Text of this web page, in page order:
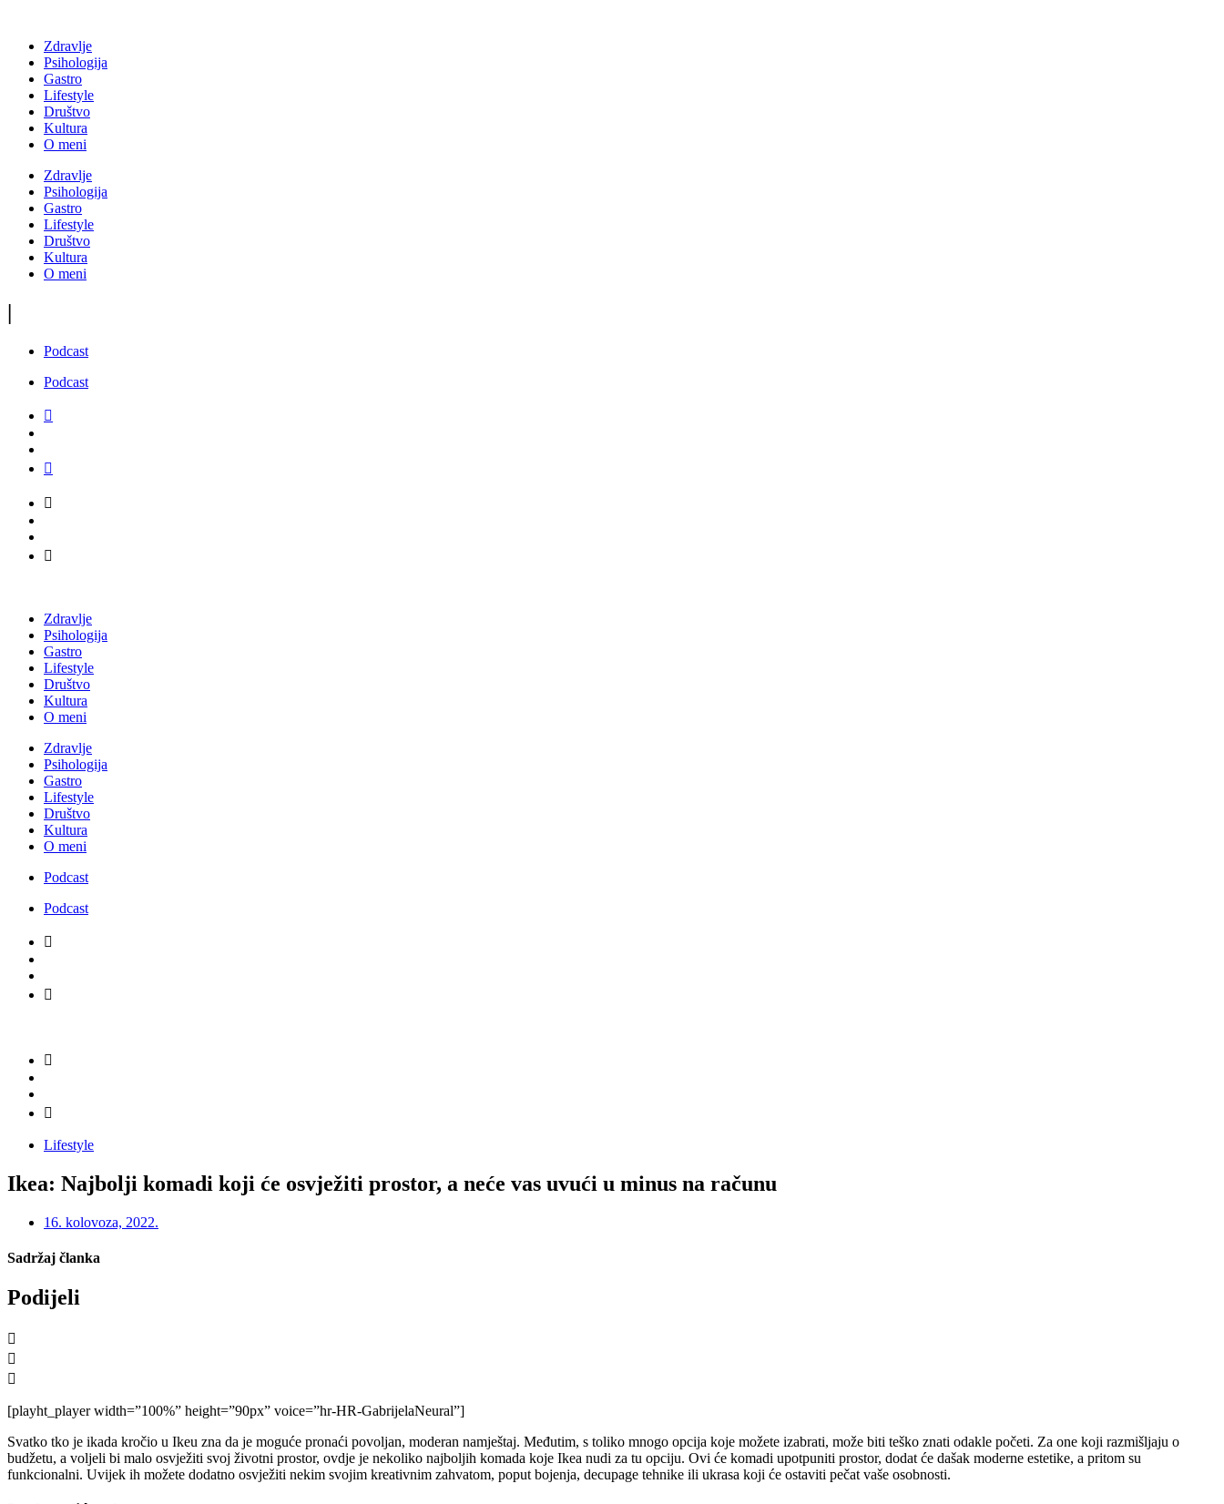
Zdravlje
Psihologija
Gastro
Lifestyle
Društvo
Kultura
O meni
Zdravlje
Psihologija
Gastro
Lifestyle
Društvo
Kultura
O meni
|
Podcast
Podcast
Zdravlje
Psihologija
Gastro
Lifestyle
Društvo
Kultura
O meni
Zdravlje
Psihologija
Gastro
Lifestyle
Društvo
Kultura
O meni
Podcast
Podcast
Lifestyle
Ikea: Najbolji komadi koji će osvježiti prostor, a neće vas uvući u minus na računu
16. kolovoza, 2022.
Sadržaj članka
Podijeli
[playht_player width=”100%” height=”90px” voice=”hr-HR-GabrijelaNeural”]
Svatko tko je ikada kročio u Ikeu zna da je moguće pronaći povoljan, moderan namještaj. Međutim, s toliko mnogo opcija koje možete izabrati, može biti teško znati odakle početi. Za one koji razmišljaju o
budžetu, a voljeli bi malo osvježiti svoj životni prostor, ovdje je nekoliko najboljih komada koje Ikea nudi za tu opciju. Ovi će komadi upotpuniti prostor, dodat će dašak moderne estetike, a pritom su
funkcionalni. Uvijek ih možete dodatno osvježiti nekim svojim kreativnim zahvatom, poput bojenja, decupage tehnike ili ukrasa koji će ostaviti pečat vaše osobnosti.